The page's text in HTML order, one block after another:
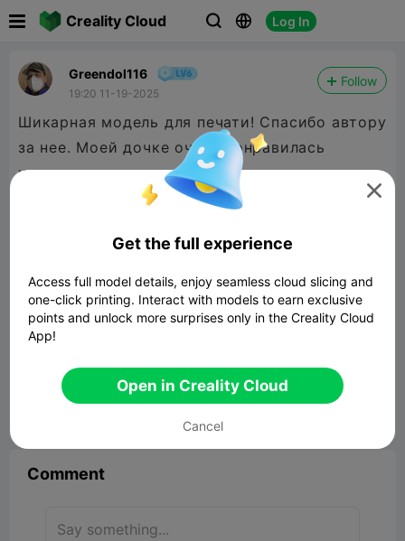
Creality Cloud   Log In
Greendol116
19:20 11-19-2025
Follow
Шикарная модель для печати! Спасибо автору
за нее. Моей дочке очень понравилась
игрушка
00:37

9
Comment

Get the full experience
Access full model details, enjoy seamless cloud slicing and
one-click printing. Interact with models to earn exclusive
points and unlock more surprises only in the Creality Cloud
App!
Open in Creality Cloud
Cancel